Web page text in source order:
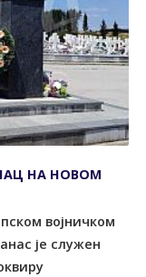
НА НОВОМ
војничком
је служен